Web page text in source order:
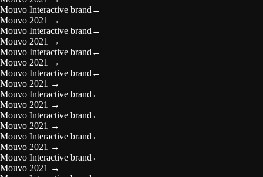
Mouvo Interactive brand ←
Mouvo 2021 →
Mouvo Interactive brand ←
Mouvo 2021 →
Mouvo Interactive brand ←
Mouvo 2021 →
Mouvo Interactive brand ←
Mouvo 2021 →
Mouvo Interactive brand ←
Mouvo 2021 →
Mouvo Interactive brand ←
Mouvo 2021 →
Mouvo Interactive brand ←
Mouvo 2021 →
Mouvo Interactive brand ←
Mouvo 2021 →